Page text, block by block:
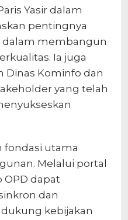
Yasir dalam
pentingnya
dalam membangun
Ia juga
Dinas Kominfo dan
yang telah
fondasi utama
Melalui portal
OPD dapat
dan
kebijakan